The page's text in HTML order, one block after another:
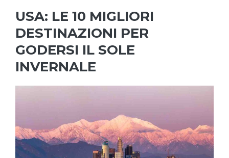
USA: LE 10 MIGLIORI
DESTINAZIONI PER
GODERSI IL SOLE
INVERNALE